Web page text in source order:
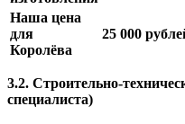
Наша цена
для
Королёва
25 000
3.2. Строительно-
специалиста)